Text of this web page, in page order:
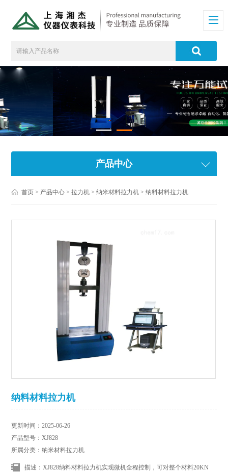
产品中心
首页 > 产品中心 >拉力机 >纳米材料拉力机 > 纳料材料拉力机
纳料材料拉力机
更新时间：2025-06-26
产品型号：XJ828
所属分类：纳米材料拉力机
描述：XJ828纳料材料拉力机实现微机全程控制，可对整个材料20KN